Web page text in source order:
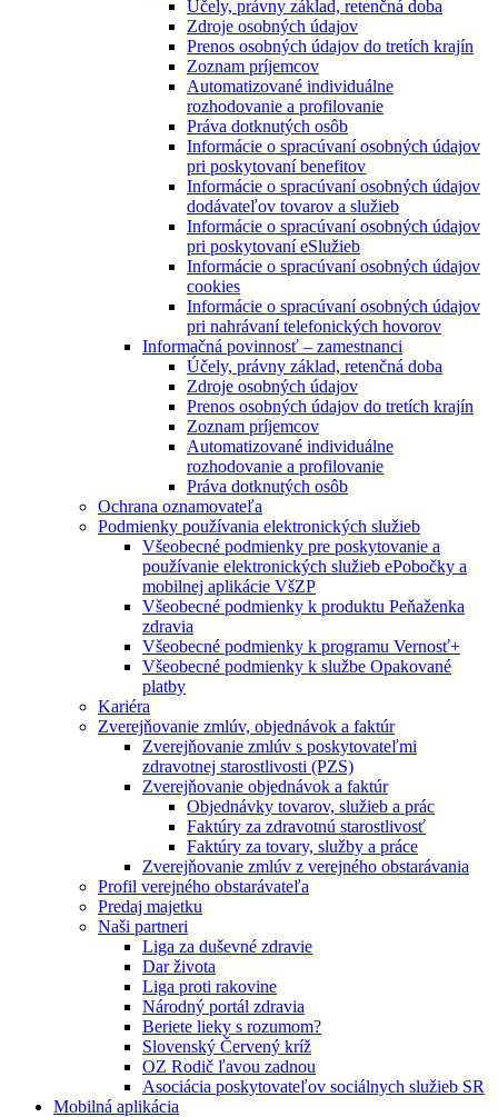
Účely, právny základ, retenčná doba
Zdroje osobných údajov
Prenos osobných údajov do tretích krajín
Zoznam príjemcov
Automatizované individuálne
rozhodovanie a profilovanie
Práva dotknutých osôb
Informácie o spracúvaní osobných údajov
pri poskytovaní benefitov
Informácie o spracúvaní osobných údajov
dodávateľov tovarov a služieb
Informácie o spracúvaní osobných údajov
pri poskytovaní eSlužieb
Informácie o spracúvaní osobných údajov
cookies
Informácie o spracúvaní osobných údajov
pri nahrávaní telefonických hovorov
Informačná povinnosť – zamestnanci
Účely, právny základ, retenčná doba
Zdroje osobných údajov
Prenos osobných údajov do tretích krajín
Zoznam príjemcov
Automatizované individuálne
rozhodovanie a profilovanie
Práva dotknutých osôb
Ochrana oznamovateľa
Podmienky používania elektronických služieb
Všeobecné podmienky pre poskytovanie a
používanie elektronických služieb ePobočky a
mobilnej aplikácie VšZP
Všeobecné podmienky k produktu Peňaženka
zdravia
Všeobecné podmienky k programu Vernosť+
Všeobecné podmienky k službe Opakované
platby
Kariéra
Zverejňovanie zmlúv, objednávok a faktúr
Zverejňovanie zmlúv s poskytovateľmi
zdravotnej starostlivosti (PZS)
Zverejňovanie objednávok a faktúr
Objednávky tovarov, služieb a prác
Faktúry za zdravotnú starostlivosť
Faktúry za tovary, služby a práce
Zverejňovanie zmlúv z verejného obstarávania
Profil verejného obstarávateľa
Predaj majetku
Naši partneri
Liga za duševné zdravie
Dar života
Liga proti rakovine
Národný portál zdravia
Beriete lieky s rozumom?
Slovenský Červený kríž
OZ Rodič ľavou zadnou
Asociácia poskytovateľov sociálnych služieb SR
Mobilná aplikácia